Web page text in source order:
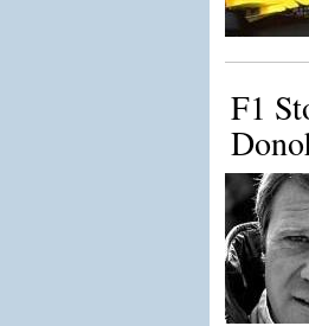
F1